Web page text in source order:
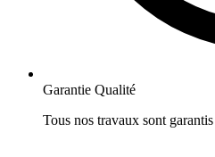
Garantie Qualité
Tous nos travaux sont